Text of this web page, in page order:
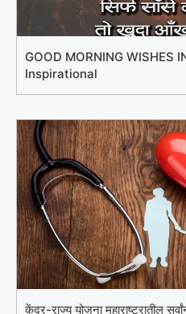
GOOD MORNING WISHES
Inspirational
केंद्र-राज्य योजना महाराष्ट्रातील